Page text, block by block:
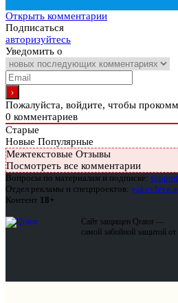
Открыть комментарии
Подписаться
авторизуйтесь
Уведомить о
Пожалуйста, войдите, чтобы
0 комментариев
Старые
Новые Популярные
Межтекстовые Отзывы
Посмотреть все комментарии
Вопросы по материалам и подписке:
Отдел рекламы и спецпроектов:
Контент 18+
Сайт защищен Qrator —
самой забойной защитой